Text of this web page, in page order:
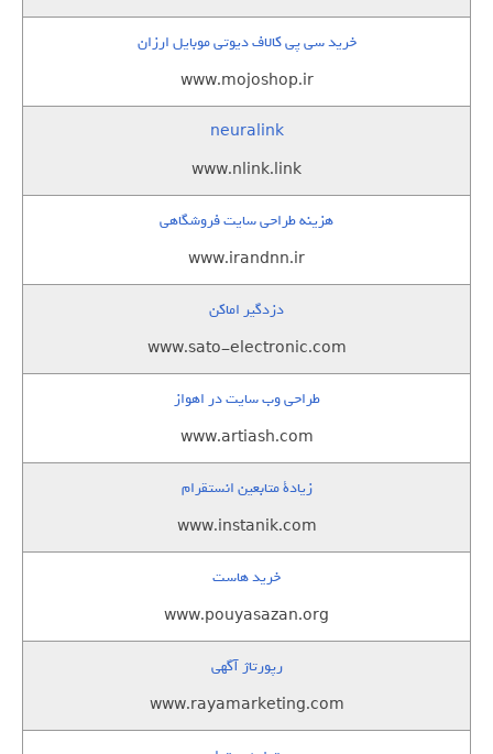
خرید سی پی کالاف دیوتی موبایل ارزان
www.mojoshop.ir
neuralink
www.nlink.link
هزینه طراحی سایت فروشگاهی
www.irandnn.ir
دزدگیر اماکن
www.sato-electronic.com
طراحی وب سایت در اهواز
www.artiash.com
زيادة متابعين انستقرام
www.instanik.com
خرید هاست
www.pouyasazan.org
رپورتاژ آگهی
www.rayamarketing.com